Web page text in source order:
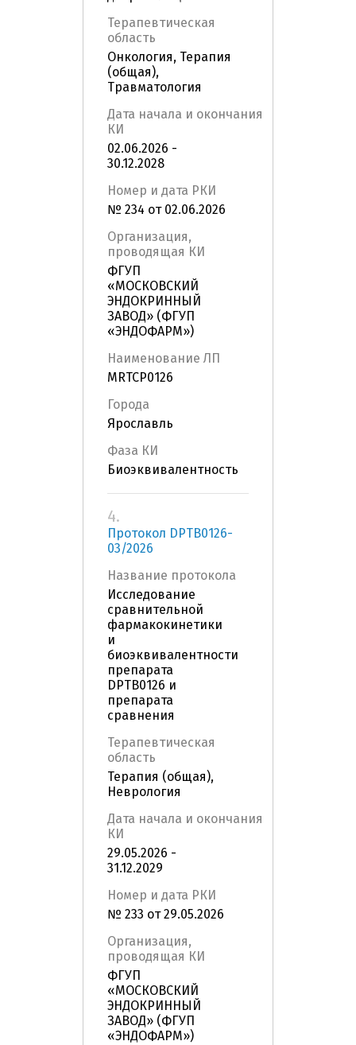
Терапевтическая
область
Онкология, Терапия
(общая),
Травматология
Дата начала и окончания
КИ
02.06.2026 -
30.12.2028
Номер и дата РКИ
№ 234 от 02.06.2026
Организация,
проводящая КИ
ФГУП
«МОСКОВСКИЙ
ЭНДОКРИННЫЙ
ЗАВОД» (ФГУП
«ЭНДОФАРМ»)
Наименование ЛП
MRTCP0126
Города
Ярославль
Фаза КИ
Биоэквивалентность
4.
Протокол DPTB0126-
03/2026
Название протокола
Исследование
сравнительной
фармакокинетики
и
биоэквивалентности
препарата
DPTB0126 и
препарата
сравнения
Терапевтическая
область
Терапия (общая),
Неврология
Дата начала и окончания
КИ
29.05.2026 -
31.12.2029
Номер и дата РКИ
№ 233 от 29.05.2026
Организация,
проводящая КИ
ФГУП
«МОСКОВСКИЙ
ЭНДОКРИННЫЙ
ЗАВОД» (ФГУП
«ЭНДОФАРМ»)